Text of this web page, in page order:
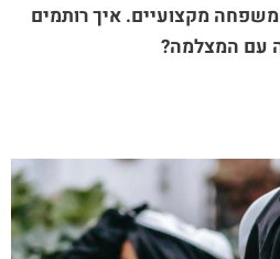
מקצועיים. איך רותמים
עם המצלמה?